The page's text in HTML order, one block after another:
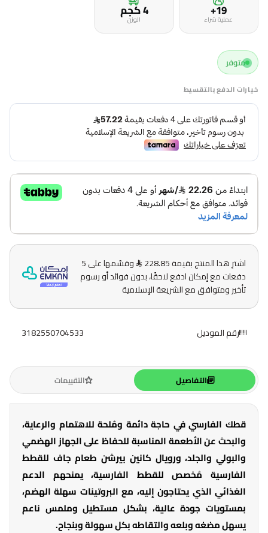
19+
عملية شراء 4 كجم الوزن
متوفر
خيارات الدفع بالتقسيط
اشترِ هذا المنتج بقيمة 228.85
وقسّمها على 5
دفعات مع إمكان ادفع لاحقًا، بدون فوائد أو رسوم
تأخير ومتوافق مع الشريعة الإسلامية
رقم الموديل 3182550704533
التفاصيل التقييمات
قطك الفارسي في حاجة دائمة ومُلحة للاهتمام والرعاية،
والبحث عن الأطعمة المناسبة للحفاظ على الجهاز الهضمي
والبولي والجلد، ورويال كانين بيرشن طعام جاف للقطط
الفارسية مُخصص للقطط الفارسية، يمنحهم الدعم
الغذائي الذي يحتاجون إليه، مع البروتينات سهلة الهضم،
بمستويات جودة عالية، بشكل مستطيل وملمس ناعم
يسهل مضغه وبلعه والتقاطه بكل سهولة وبنجاح.